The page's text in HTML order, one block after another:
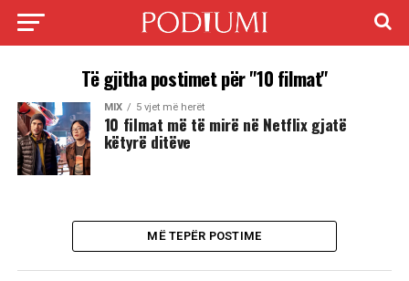
Të gjitha postimet për "10 filmat"
MIX 5 vjet më herët
10 filmat më të mirë në Netflix gjatë
këtyrë ditëve
MË TEPËR POSTIME